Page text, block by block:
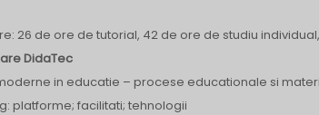
26 de ore de tutorial, 42 de ore de studiu
DidaTec
in educatie – procese educationale si
platforme; facilitati; tehnologii